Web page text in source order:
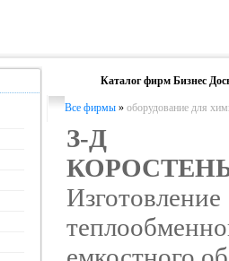
Каталог фирм Бизнес
Все фирмы » оборудование для
З-Д
Изготовление